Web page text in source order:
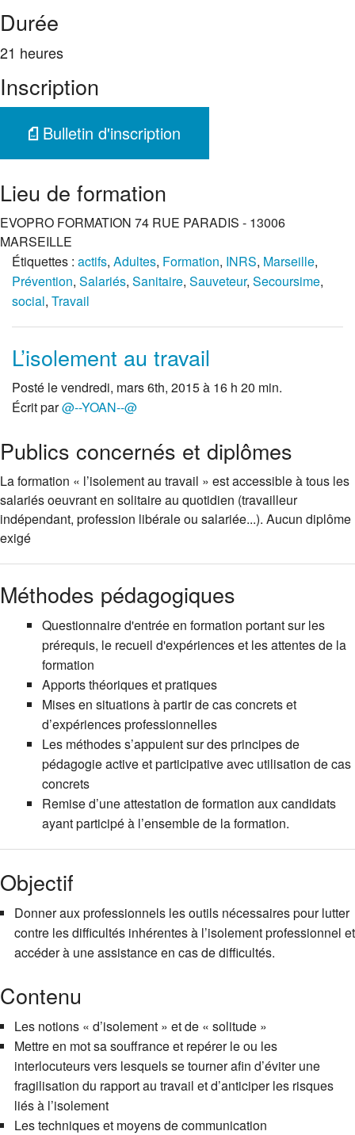
Durée
21 heures
Inscription
Bulletin d'inscription
Lieu de formation
EVOPRO FORMATION 74 RUE PARADIS - 13006
MARSEILLE
Étiquettes : actifs, Adultes, Formation, INRS, Marseille,
Prévention, Salariés, Sanitaire, Sauveteur, Secoursime,
social, Travail
L’isolement au travail
Posté le vendredi, mars 6th, 2015 à 16 h 20 min.
Écrit par@--YOAN--@
Publics concernés et diplômes
La formation « l’isolement au travail » est accessible à tous les
salariés oeuvrant en solitaire au quotidien (travailleur
indépendant, profession libérale ou salariée...). Aucun diplôme
exigé
Méthodes pédagogiques
Questionnaire d'entrée en formation portant sur les
prérequis, le recueil d'expériences et les attentes de la
formation
Apports théoriques et pratiques
Mises en situations à partir de cas concrets et
d’expériences professionnelles
Les méthodes s’appuient sur des principes de
pédagogie active et participative avec utilisation de cas
concrets
Remise d’une attestation de formation aux candidats
ayant participé à l’ensemble de la formation.
Objectif
Donner aux professionnels les outils nécessaires pour lutter
contre les difficultés inhérentes à l’isolement professionnel et
accéder à une assistance en cas de difficultés.
Contenu
Les notions « d’isolement » et de « solitude »
Mettre en mot sa souffrance et repérer le ou les
interlocuteurs vers lesquels se tourner afin d’éviter une
fragilisation du rapport au travail et d’anticiper les risques
liés à l’isolement
Les techniques et moyens de communication